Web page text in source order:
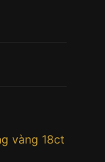
vàng 18ct